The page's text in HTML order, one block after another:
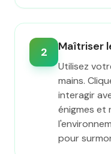
2 Maîtriser
Utilisez
mains.
interagir
énigmes et
pour